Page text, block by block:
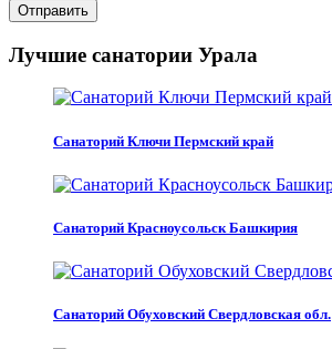
Отправить
Лучшие санатории Урала
Санаторий Ключи Пермский край
Санаторий Красноусольск Башкирия
Санаторий Обуховский Свердловская обл.